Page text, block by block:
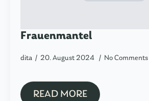
Frauenmantel
dita 20. August 2024 No Comments
READ MORE